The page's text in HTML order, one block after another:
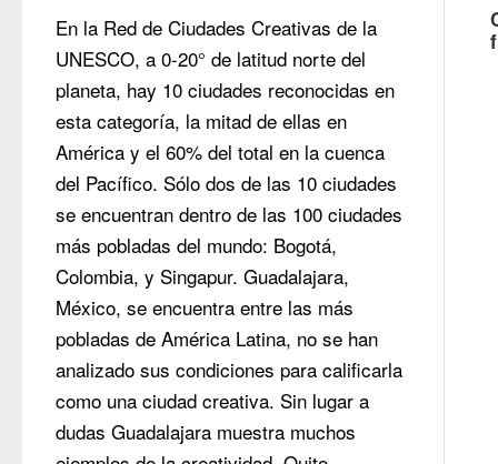
En la Red de Ciudades Creativas de la
UNESCO, a 0-20° de latitud norte del
planeta, hay 10 ciudades reconocidas en
esta categoría, la mitad de ellas en
América y el 60% del total en la cuenca
del Pacífico. Sólo dos de las 10 ciudades
se encuentran dentro de las 100 ciudades
más pobladas del mundo: Bogotá,
Colombia, y Singapur. Guadalajara,
México, se encuentra entre las más
pobladas de América Latina, no se han
analizado sus condiciones para calificarla
como una ciudad creativa. Sin lugar a
dudas Guadalajara muestra muchos